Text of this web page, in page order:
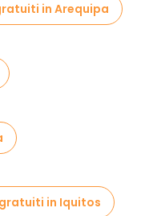
in Arequipa
in Iquitos